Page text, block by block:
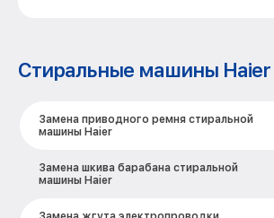
Стиральные машины Haier
Замена приводного ремня стиральной
машины Haier
Замена шкива барабана стиральной
машины Haier